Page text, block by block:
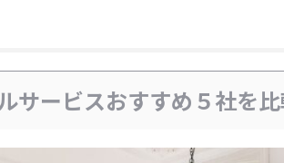
サービスおすすめ５社を